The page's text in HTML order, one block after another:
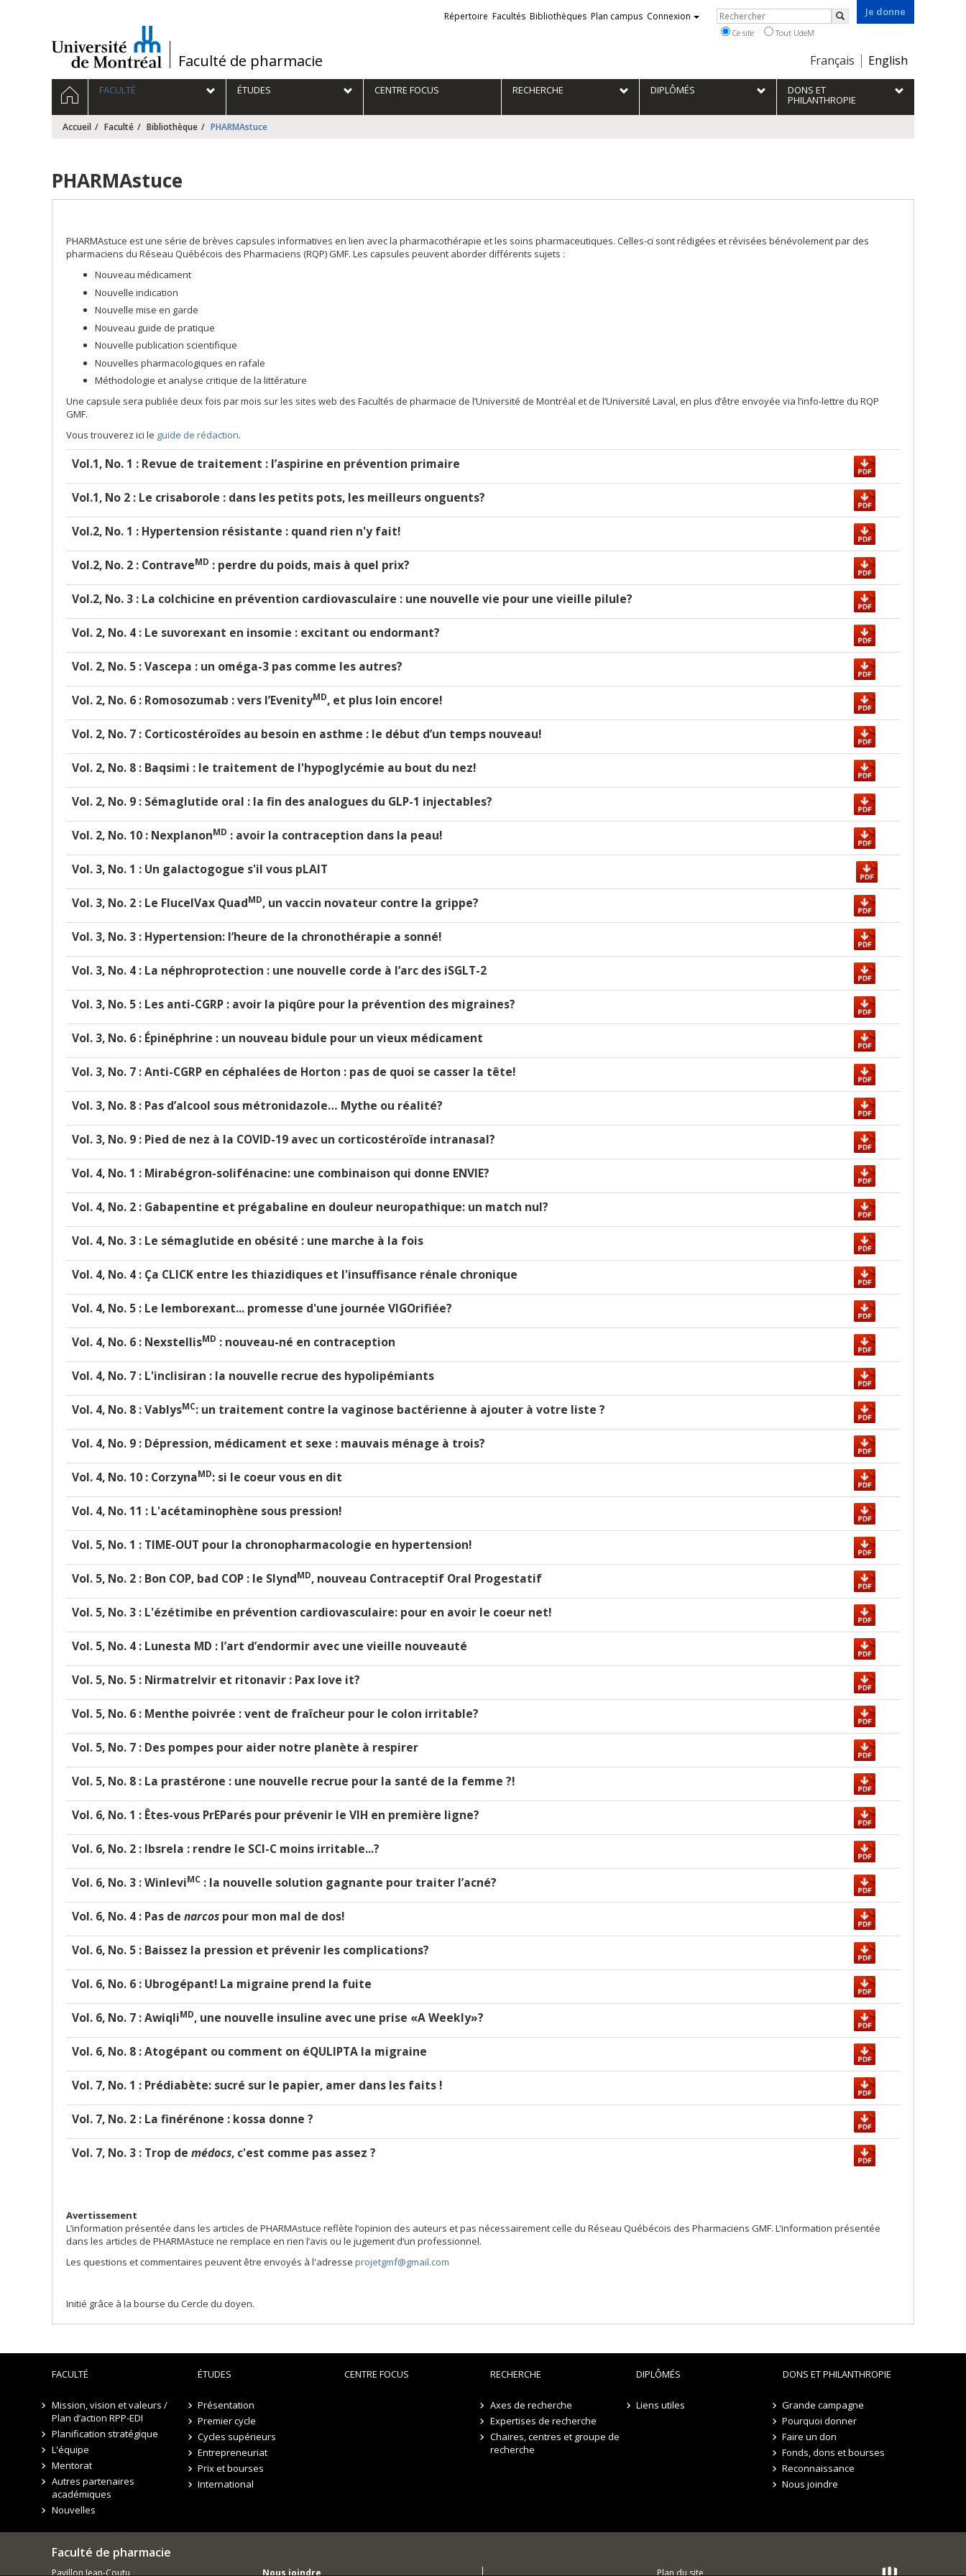
/Faculté de pharmacie
Je donne
Choix
la
langue
Français English
Liens
externes
Répertoire Facultés Bibliothèques Plan campus Connexion Rechercher
Rechercher
Ce site Tout UdeM
Navigation
principale
ACCUEILFACULTÉ ÉTUDES CENTRE FOCUS RECHERCHE DIPLÔMÉS DONS ET
PHILANTHROPIE
Accueil Faculté Bibliothèque PHARMAstuce
PHARMAstuce
PHARMAstuce est une série de brèves capsules informatives en lien avec la pharmacothérapie et les soins pharmaceutiques. Celles-ci sont rédigées et révisées bénévolement par des
pharmaciens du Réseau Québécois des Pharmaciens (RQP) GMF. Les capsules peuvent aborder différents sujets :
Nouveau médicament
Nouvelle indication
Nouvelle mise en garde
Nouveau guide de pratique
Nouvelle publication scientifique
Nouvelles pharmacologiques en rafale
Méthodologie et analyse critique de la littérature
Une capsule sera publiée deux fois par mois sur les sites web des Facultés de pharmacie de l’Université de Montréal et de l’Université Laval, en plus d’être envoyée via l’info-lettre du RQP
GMF.
Vous trouverez ici le guide de rédaction.
Vol.1, No. 1 : Revue de traitement : l’aspirine en prévention primaire
Vol.1, No 2 : Le crisaborole : dans les petits pots, les meilleurs onguents?
Vol.2, No. 1 : Hypertension résistante : quand rien n'y fait!
Vol.2, No. 2 : ContraveMD : perdre du poids, mais à quel prix?
Vol.2, No. 3 : La colchicine en prévention cardiovasculaire : une nouvelle vie pour une vieille pilule?
Vol. 2, No. 4 : Le suvorexant en insomie : excitant ou endormant?
Vol. 2, No. 5 : Vascepa : un oméga-3 pas comme les autres?
Vol. 2, No. 6 : Romosozumab : vers l’EvenityMD, et plus loin encore!
Vol. 2, No. 7 : Corticostéroïdes au besoin en asthme : le début d’un temps nouveau!
Vol. 2, No. 8 : Baqsimi : le traitement de l'hypoglycémie au bout du nez!
Vol. 2, No. 9 : Sémaglutide oral : la fin des analogues du GLP-1 injectables?
Vol. 2, No. 10 : NexplanonMD : avoir la contraception dans la peau!
Vol. 3, No. 1 : Un galactogogue s'il vous pLAIT
Vol. 3, No. 2 : Le FlucelVax QuadMD, un vaccin novateur contre la grippe?
Vol. 3, No. 3 : Hypertension: l’heure de la chronothérapie a sonné!
Vol. 3, No. 4 : La néphroprotection : une nouvelle corde à l’arc des iSGLT-2
Vol. 3, No. 5 : Les anti-CGRP : avoir la piqûre pour la prévention des migraines?
Vol. 3, No. 6 : Épinéphrine : un nouveau bidule pour un vieux médicament
Vol. 3, No. 7 :Anti-CGRP en céphalées de Horton : pas de quoi se casser la tête!
Vol. 3, No. 8 : Pas d’alcool sous métronidazole… Mythe ou réalité?
Vol. 3, No. 9 : Pied de nez à la COVID-19 avec un corticostéroïde intranasal?
Vol. 4, No. 1 : Mirabégron-solifénacine: une combinaison qui donne ENVIE?
Vol. 4, No. 2 : Gabapentine et prégabaline en douleur neuropathique: un match nul?
Vol. 4, No. 3 : Le sémaglutide en obésité : une marche à la fois
Vol. 4, No. 4 : Ça CLICK entre les thiazidiques et l'insuffisance rénale chronique
Vol. 4, No. 5 : Le lemborexant... promesse d'une journée VIGOrifiée?
Vol. 4, No. 6 : NexstellisMD : nouveau-né en contraception
Vol. 4, No. 7 : L'inclisiran : la nouvelle recrue des hypolipémiants
Vol. 4, No. 8 :VablysMC: un traitement contre la vaginose bactérienne à ajouter à votre liste ?
Vol. 4, No. 9 : Dépression, médicament et sexe : mauvais ménage à trois?
Vol. 4, No. 10 : CorzynaMD: si le coeur vous en dit
Vol. 4, No. 11 : L'acétaminophène sous pression!
Vol. 5, No. 1 : TIME-OUT pour la chronopharmacologie en hypertension!
Vol. 5, No. 2 : Bon COP, bad COP : le SlyndMD, nouveau Contraceptif Oral Progestatif
Vol. 5, No. 3 : L'ézétimibe en prévention cardiovasculaire: pour en avoir le coeur net!
Vol. 5, No. 4 : Lunesta MD : l’art d’endormir avec une vieille nouveauté
Vol. 5, No. 5 : Nirmatrelvir et ritonavir : Pax love it?
Vol. 5, No. 6 : Menthe poivrée : vent de fraîcheur pour le colon irritable?
Vol. 5, No. 7 : Des pompes pour aider notre planète à respirer
Vol. 5, No. 8 : La prastérone : une nouvelle recrue pour la santé de la femme ?!
Vol. 6, No. 1 : Êtes-vous PrEParés pour prévenir le VIH en première ligne?
Vol. 6, No. 2 : Ibsrela : rendre le SCI-C moins irritable...?
Vol. 6, No. 3 :WinleviMC : la nouvelle solution gagnante pour traiter l’acné?
Vol. 6, No. 4 : Pas de narcos pour mon mal de dos!
Vol. 6, No. 5 : Baissez la pression et prévenir les complications?
Vol. 6, No. 6 : Ubrogépant! La migraine prend la fuite
Vol. 6, No. 7 :AwiqliMD, une nouvelle insuline avec une prise «A Weekly»?
Vol. 6, No. 8 :Atogépant ou comment on éQULIPTA la migraine
Vol. 7, No. 1 : Prédiabète: sucré sur le papier, amer dans les faits !
Vol. 7, No. 2 : La finérénone : kossa donne ?
Vol. 7, No. 3 : Trop de médocs, c'est comme pas assez ?
Avertissement
L’information présentée dans les articles de PHARMAstuce reflète l’opinion des auteurs et pas nécessairement celle du Réseau Québécois des Pharmaciens GMF. L’information présentée
dans les articles de PHARMAstuce ne remplace en rien l’avis ou le jugement d’un professionnel.
Les questions et commentaires peuvent être envoyés à l'adresse projetgmf@gmail.com
Initié grâce à la bourse du Cercle du doyen.
FACULTÉ
Mission, vision et valeurs /
Plan d’action RPP-EDI
Planification stratégique
L'équipe
Mentorat
Autres partenaires
académiques
Nouvelles
ÉTUDES
Présentation
Premier cycle
Cycles supérieurs
Entrepreneuriat
Prix et bourses
International
CENTRE FOCUS RECHERCHE
Axes de recherche
Expertises de recherche
Chaires, centres et groupe de
recherche
DIPLÔMÉS
Liens utiles
DONS ET PHILANTHROPIE
Grande campagne
Pourquoi donner
Faire un don
Fonds, dons et bourses
Reconnaissance
Nous joindre
Faculté de pharmacie
Pavillon Jean-Coutu Nous joindre Plan du site